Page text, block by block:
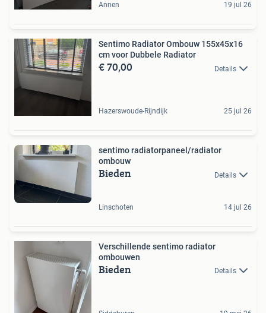
Annen 19 jul 26
Sentimo Radiator Ombouw 155x45x16
cm voor Dubbele Radiator
€ 70,00 Details
Hazerswoude-Rijndijk 25 jul 26
sentimo radiatorpaneel/radiator
ombouw
Bieden Details
Linschoten 14 jul 26
Verschillende sentimo radiator
ombouwen
Bieden Details